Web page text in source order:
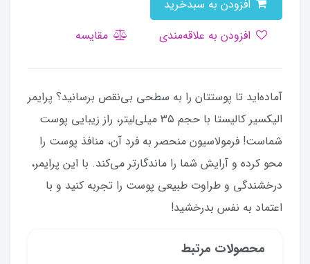
مقایسه
آماده‌اید تا پوستتان را به سطحی بی‌نقص برسانید؟ پرایمر
الیکسیر کالیستا با حجم ۳۵ میلی‌لیتر، راز زیبایی پوست
شماست! فرمولاسیون منحصر به فرد آن، منافذ پوست را
محو کرده و آرایش شما را ماندگارتر می‌کند. با این پرایمر،
درخشندگی و طراوت طبیعی پوست را تجربه کنید و با
اعتماد به نفس بدرخشید!
محصولات مرتبط